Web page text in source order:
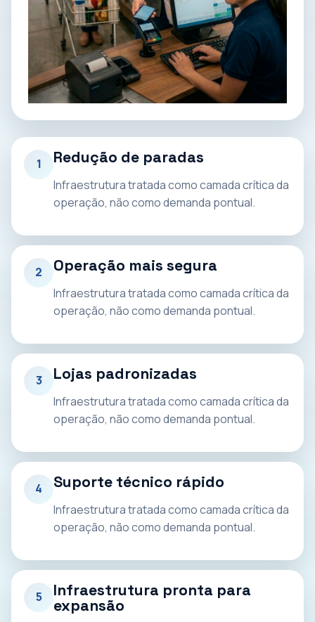
1 Redução de paradas
Infraestrutura tratada como camada crítica da
operação, não como demanda pontual.
2 Operação mais segura
Infraestrutura tratada como camada crítica da
operação, não como demanda pontual.
3 Lojas padronizadas
Infraestrutura tratada como camada crítica da
operação, não como demanda pontual.
4 Suporte técnico rápido
Infraestrutura tratada como camada crítica da
operação, não como demanda pontual.
5
Infraestrutura pronta para
expansão